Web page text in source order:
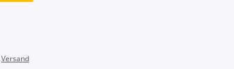
Versand